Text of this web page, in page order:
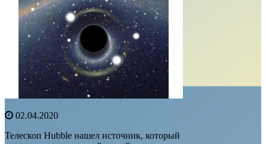
02.04.2020
Телескоп Hubble нашел источник, который